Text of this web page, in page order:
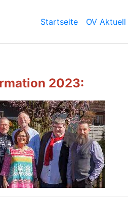
Startseite OV Aktuell
2023: